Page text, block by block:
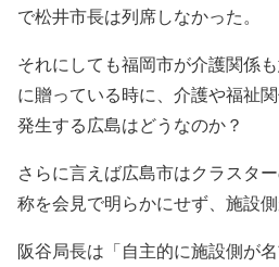
で松井市長は列席しなかった。
それにしても福岡市が介護関係
に贈っている時に、介護や福祉
発生する広島はどうなのか？
さらに言えば広島市はクラスタ
称を会見で明らかにせず、施設側
阪谷局長は「自主的に施設側が